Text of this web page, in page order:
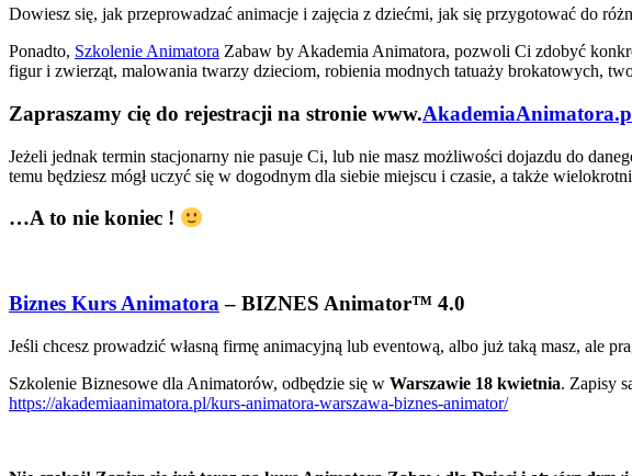
Dowiesz się, jak przeprowadzać animacje i zajęcia z dziećmi, jak się przygotować do
Ponadto, Szkolenie Animatora Zabaw by Akademia Animatora, pozwoli Ci zdobyć
figur i zwierząt, malowania twarzy dzieciom, robienia modnych tatuaży brokatowych,
Zapraszamy cię do rejestracji na stronie www.
Jeżeli jednak termin stacjonarny nie pasuje Ci, lub nie masz możliwości dojazdu do
temu będziesz mógł uczyć się w dogodnym dla siebie miejscu i czasie, a także
…A to nie koniec !
Biznes Kurs Animatora – BIZNES Animator™ 4.0
Jeśli chcesz prowadzić własną firmę animacyjną lub eventową, albo już taką masz, ale
Szkolenie Biznesowe dla Animatorów, odbędzie się w Warszawie 18 kwietnia. Zapisy
https://akademiaanimatora.pl/kurs-animatora-warszawa-biznes-animator/